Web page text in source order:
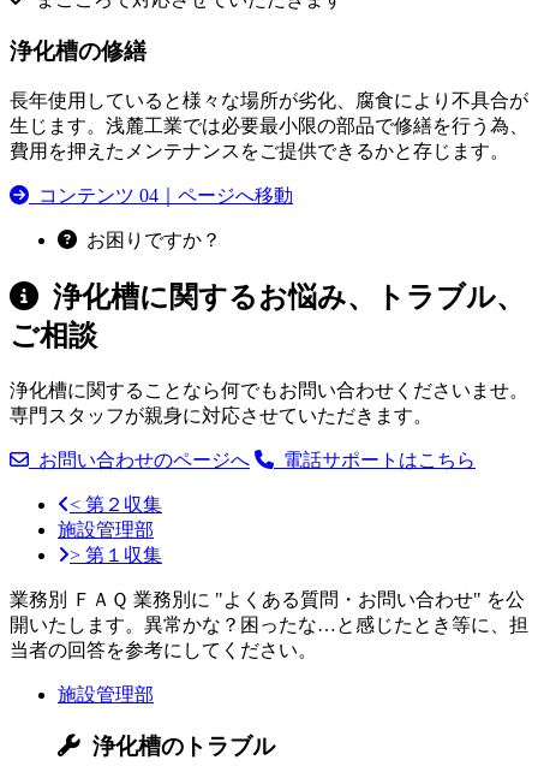
浄化槽の修繕
長年使用していると様々な場所が劣化、腐食により不具合が
生じます。浅麓工業では必要最小限の部品で修繕を行う為、
費用を押えたメンテナンスをご提供できるかと存じます。
コンテンツ 04｜ページへ移動
お困りですか？
浄化槽に関するお悩み、トラブル、
ご相談
浄化槽に関することなら何でもお問い合わせくださいませ。
専門スタッフが親身に対応させていただきます。
お問い合わせのページへ 電話サポートはこちら
< 第２収集
施設管理部
> 第１収集
業務別 ＦＡＱ 業務別に "よくある質問・お問い合わせ" を公
開いたします。異常かな？困ったな…と感じたとき等に、担
当者の回答を参考にしてください。
施設管理部
浄化槽のトラブル